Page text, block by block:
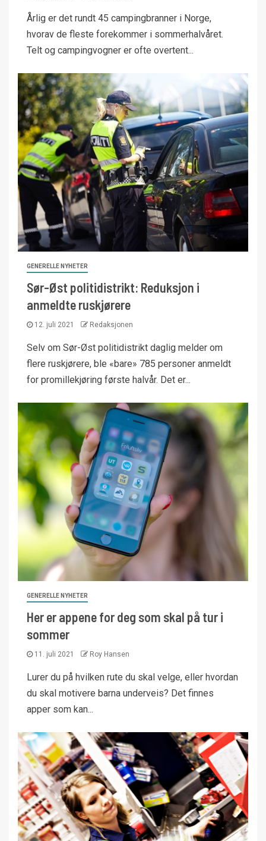
Årlig er det rundt 45 campingbranner i Norge,
hvorav de fleste forekommer i sommerhalvåret.
Telt og campingvogner er ofte overtent...
GENERELLE NYHETER
Sør-Øst politidistrikt: Reduksjon i
anmeldte ruskjørere
12. juli 2021 Redaksjonen
Selv om Sør-Øst politidistrikt daglig melder om
flere ruskjørere, ble «bare» 785 personer anmeldt
for promillekjøring første halvår. Det er...
GENERELLE NYHETER
Her er appene for deg som skal på tur i
sommer
11. juli 2021 Roy Hansen
Lurer du på hvilken rute du skal velge, eller hvordan
du skal motivere barna underveis? Det finnes
apper som kan...